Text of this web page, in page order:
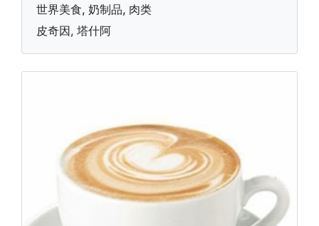
世界美食, 奶制品, 肉类
皮奇因, 塔什阿